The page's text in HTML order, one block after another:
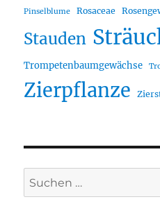
Pinselblume Rosaceae
Stauden
Trompetenbaumgewächse
Zierpflanze
Suche
nach: